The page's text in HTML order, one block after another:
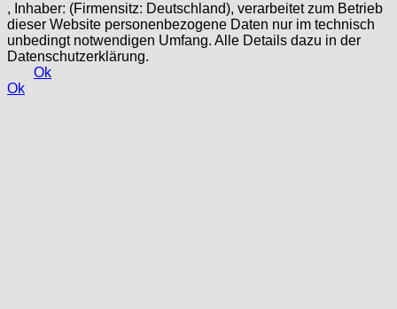
, Inhaber: (Firmensitz: Deutschland), verarbeitet zum Betrieb
dieser Website personenbezogene Daten nur im technisch
unbedingt notwendigen Umfang. Alle Details dazu in der
Datenschutzerklärung.
Ok
Ok